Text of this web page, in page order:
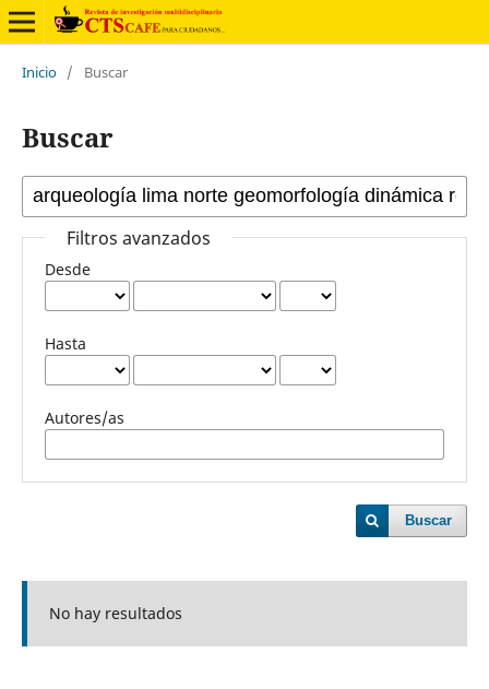
Inicio / Buscar
Buscar
Filtros avanzados
Desde
Hasta
Autores/as
Buscar
No hay resultados